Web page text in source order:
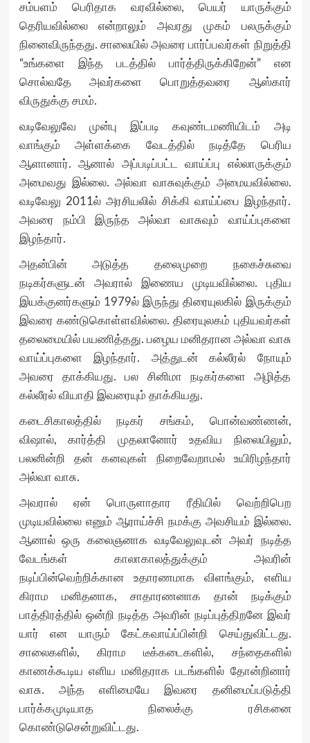
சம்பளம் பெரிதாக வரவில்லை, பெயர் யாருக்கும்
தெரியவில்லை என்றாலும் அவரது முகம் பலருக்கும்
நினைவிருந்தது. சாலையில் அவரை பார்ப்பவர்கள் நிறுத்தி
“உங்களை இந்த படத்தில் பார்த்திருக்கிறேன்” என
சொல்வதே அவர்களை பொறுத்தவரை ஆஸ்கார்
விருதுக்கு சமம்.
வடிவேலுவே முன்பு இப்படி கவுண்டமணியிடம் அடி
வாங்கும் அள்ளக்கை வேடத்தில் நடித்தே பெரிய
ஆளானார். ஆனால் அப்படிப்பட்ட வாய்ப்பு எல்லாருக்கும்
அமைவது இல்லை. அல்வா வாசுவுக்கும் அமையவில்லை.
வடிவேலு 2011ல் அரசியலில் சிக்கி வாய்ப்பை இழந்தார்.
அவரை நம்பி இருந்த அல்வா வாசுவும் வாய்ப்புகளை
இழந்தார்.
அதன்பின் அடுத்த தலைமுறை நகைச்சுவை
நடிகர்களுடன் அவரால் இணைய முடியவில்லை. புதிய
இயக்குனர்களும் 1979ல் இருந்து திரையுலகில் இருக்கும்
இவரை கண்டுகொள்ளவில்லை. திரையுலகம் புதியவர்கள்
தலைமையில் பயணித்தது. பழைய மனிதரான அல்வா வாசு
வாய்ப்புகளை இழந்தார். அத்துடன் கல்லீரல் நோயும்
அவரை தாக்கியது. பல சினிமா நடிகர்களை அழித்த
கல்லீரல் வியாதி இவரையும் தாக்கியது.
கடைசிகாலத்தில் நடிகர் சங்கம், பொன்வண்ணன்,
விஷால், கார்த்தி முதலானோர் உதவிய நிலையிலும்,
பலனின்றி தன் கனவுகள் நிறைவேறாமல் உயிரிழந்தார்
அல்வா வாசு.
அவரால் ஏன் பொருளாதார ரீதியில் வெற்றிபெற
முடியவில்லை எனும் ஆராய்ச்சி நமக்கு அவசியம் இல்லை.
ஆனால் ஒரு கலைஞனாக வடிவேலுவுடன் அவர் நடித்த
வேடங்கள் காலாகாலத்துக்கும் அவரின்
நடிப்பின்வெற்றிக்கான உதாரணமாக விளங்கும், எளிய
கிராம மனிதனாக, சாதாரணனாக தான் நடிக்கும்
பாத்திரத்தில் ஒன்றி நடித்த அவரின் நடிப்புத்திறனே இவர்
யார் என யாரும் கேட்கவாய்ப்பின்றி செய்துவிட்டது.
சாலைகளில், கிராம டீக்கடைகளில், சந்தைகளில்
காணக்கூடிய எளிய மனிதராக படங்களில் தோன்றினார்
வாசு. அந்த எளிமையே இவரை தனிமைப்படுத்தி
பார்க்கமுடியாத நிலைக்கு ரசிகனை
கொண்டுசென்றுவிட்டது.